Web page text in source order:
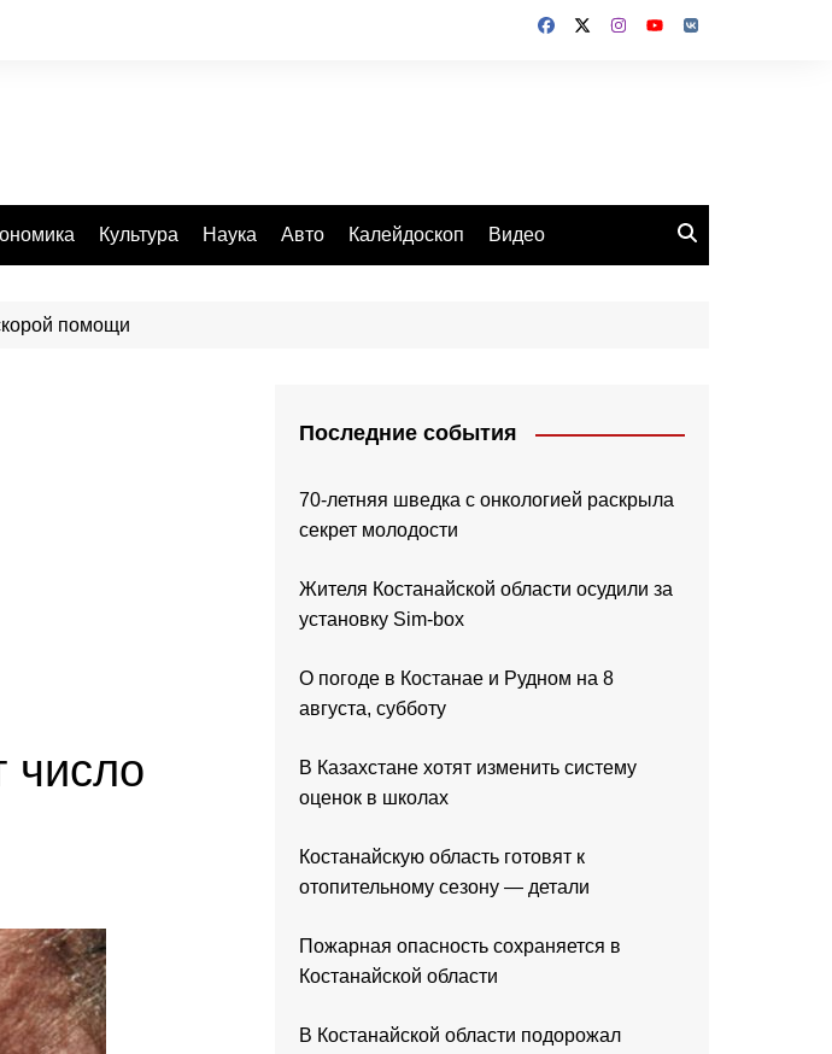
Культура Наука Авто Калейдоскоп Видео
помощи
число
Последние события
70-летняя шведка с онкологией раскрыла
секрет молодости
Жителя Костанайской области осудили за
установку Sim-box
О погоде в Костанае и Рудном на 8
августа, субботу
В Казахстане хотят изменить систему
оценок в школах
Костанайскую область готовят к
отопительному сезону — детали
Пожарная опасность сохраняется в
Костанайской области
В Костанайской области подорожал